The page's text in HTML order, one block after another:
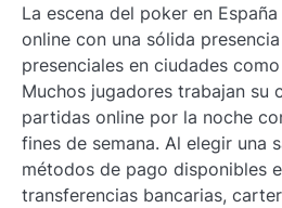
La escena del poker en
online con una sólida
presenciales en ciudades
Muchos jugadores trabajan su
partidas online por la noche
fines de semana. Al elegir una
métodos de pago disponibles
transferencias bancarias,